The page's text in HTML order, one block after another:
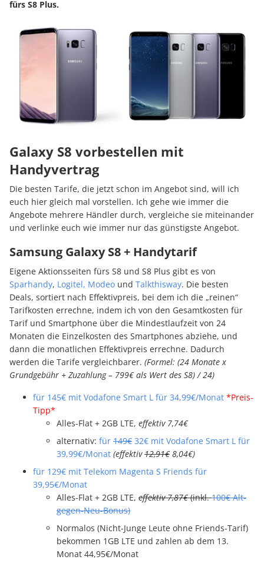
fürs S8 Plus.
Galaxy S8 vorbestellen mit
Handyvertrag
Die besten Tarife, die jetzt schon im Angebot sind, will ich
euch hier gleich mal vorstellen. Ich gehe wie immer die
Angebote mehrere Händler durch, vergleiche sie miteinander
und verlinke euch wie immer nur das günstigste Angebot.
Samsung Galaxy S8 + Handytarif
Eigene Aktionsseiten fürs S8 und S8 Plus gibt es von
Sparhandy, Logitel, Modeo und Talkthisway. Die besten
Deals, sortiert nach Effektivpreis, bei dem ich die „reinen“
Tarifkosten errechne, indem ich von den Gesamtkosten für
Tarif und Smartphone über die Mindestlaufzeit von 24
Monaten die Einzelkosten des Smartphones abziehe, und
dann die monatlichen Effektivpreis errechne. Dadurch
werden die Tarife vergleichbarer. (Formel: (24 Monate x
Grundgebühr + Zuzahlung – 799€ als Wert des S8) / 24)
für 145€ mit Vodafone Smart L für 34,99€/Monat *Preis-
Tipp*
Alles-Flat + 2GB LTE, effektiv 7,74€
alternativ: für 149€ 32€ mit Vodafone Smart L für
39,99€/Monat (effektiv12,91€8,04€)
für 129€ mit Telekom Magenta S Friends für
39,95€/Monat
Alles-Flat + 2GB LTE, effektiv 7,87€(inkl.100€ Alt-
gegen-Neu-Bonus)
Normalos (Nicht-Junge Leute ohne Friends-Tarif)
bekommen 1GB LTE und zahlen ab dem 13.
Monat 44,95€/Monat